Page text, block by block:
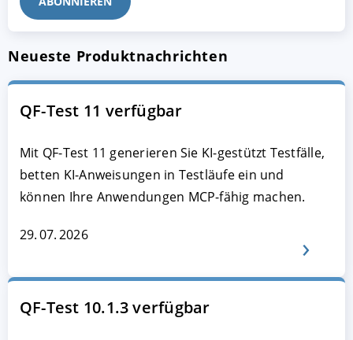
Neueste Produktnachrichten
QF-Test 11 verfügbar
Mit QF-Test 11 generieren Sie KI-gestützt Testfälle,
betten KI-Anweisungen in Testläufe ein und
können Ihre Anwendungen MCP-fähig machen.
29. 07. 2026
QF-Test 10.1.3 verfügbar